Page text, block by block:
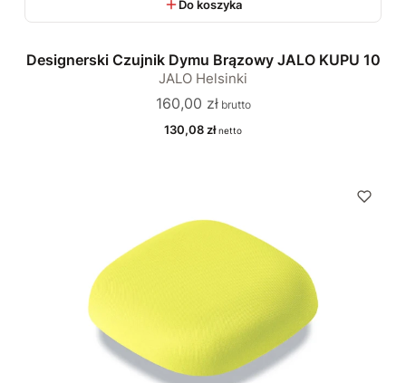
Do koszyka
Designerski Czujnik Dymu Brązowy JALO KUPU 10
JALO Helsinki
Cena
160,00 zł
Cena
130,08 zł